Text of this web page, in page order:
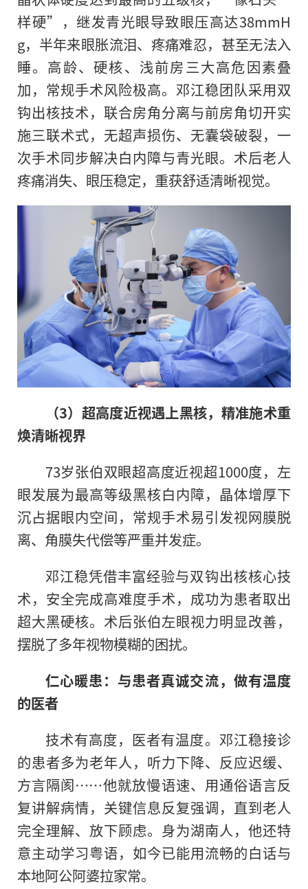
样硬”，继发青光眼导致眼压高达38mmH
g，半年来眼胀流泪、疼痛难忍，甚至无法入
睡。高龄、硬核、浅前房三大高危因素叠
加，常规手术风险极高。邓江稳团队采用双
钩出核技术，联合房角分离与前房角切开实
施三联术式，无超声损伤、无囊袋破裂，一
次手术同步解决白内障与青光眼。术后老人
疼痛消失、眼压稳定，重获舒适清晰视觉。
（3）超高度近视遇上黑核，精准施术重
焕清晰视界
73岁张伯双眼超高度近视超1000度，左
眼发展为最高等级黑核白内障，晶体增厚下
沉占据眼内空间，常规手术易引发视网膜脱
离、角膜失代偿等严重并发症。
邓江稳凭借丰富经验与双钩出核核心技
术，安全完成高难度手术，成功为患者取出
超大黑硬核。术后张伯左眼视力明显改善，
摆脱了多年视物模糊的困扰。
仁心暖患：与患者真诚交流，做有温度
的医者
技术有高度，医者有温度。邓江稳接诊
的患者多为老年人，听力下降、反应迟缓、
方言隔阂……他就放慢语速、用通俗语言反
复讲解病情，关键信息反复强调，直到老人
完全理解、放下顾虑。身为湖南人，他还特
意主动学习粤语，如今已能用流畅的白话与
本地阿公阿婆拉家常。